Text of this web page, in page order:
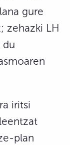
gure
zehazki LH
du
iritsi
plan